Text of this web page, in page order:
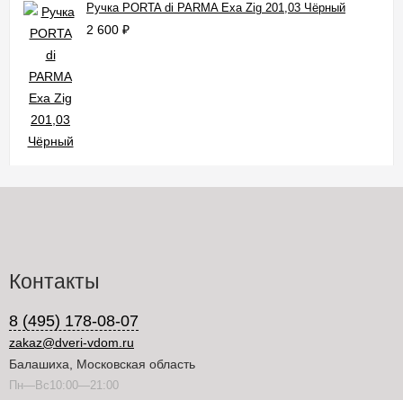
Ручка PORTA di PARMA Exa Zig 201,03 Чёрный
2 600 ₽
Контакты
8 (495) 178-08-07
zakaz@dveri-vdom.ru
Балашиха, Московская область
Пн—Вс10:00—21:00